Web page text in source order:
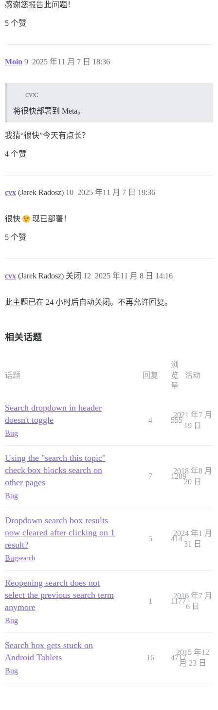
感谢您报告此问题！
5 个赞
Moin 2025 年11 月 7 日 18:36
9
cvx:
将很快部署到 Meta。
我猜“很快”今天有点长？
4 个赞
cvx (Jarek Radosz) 2025 年11 月 7 日 19:36
10
很快 现已部署！
5 个赞
cvx (Jarek Radosz) 关闭 2025 年11 月 8 日 14:16
12
此主题已在 24 小时后自动关闭。不再允许回复。
相关话题
话题 回复
浏
览
量
活动
Search dropdown in header
doesn't toggle
Bug
4 555
2021 年7 月
19 日
Using the "search this topic"
check box blocks search on
other pages
Bug
7 1289
2018 年8 月
20 日
Dropdown search box results
now cleared after clicking on 1
result?
Bugsearch
5 414
2024 年1 月
31 日
Reopening search does not
select the previous search term
anymore
Bug
1 1177
2016 年7 月
6 日
Search box gets stuck on
Android Tablets
Bug
16 4717
2015 年12
月 23 日